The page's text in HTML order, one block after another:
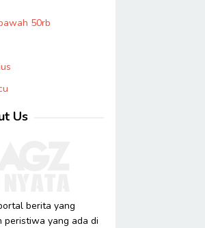
50rb
Us
berita yang
peristiwa yang ada di